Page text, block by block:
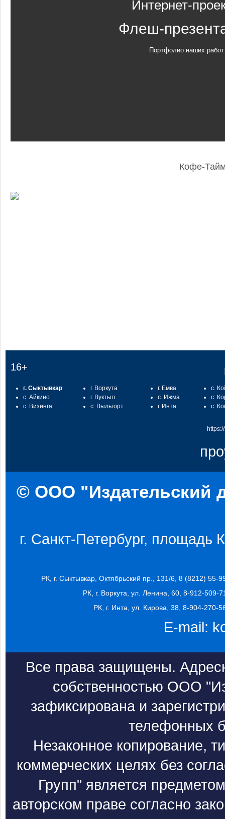
Интернет-
Флеш-
Портфолио наших работ
Кофе-
16+
г. Сыктывкар
с. Айкино
с. Визинга
г. Воркута
г. Вуктыл
с. Выльгорт
г. Емва
с. Ижма
г. Инта
с.
с.
с.
© ООО "Издательский
г. Санкт-Петербург, площадь
РК, г. Сыктывкар, Октябрьский пр., 131/6, 8 (8212) 55-
РК, г. Воркута, ул. Ленина, 60, 8-912-509-
РК, г. Инта, ул. Кирова, 38, 8-904-270-
E-mail:
Все права защищены.
собственностью ООО
зафиксирована и
телефонных
Незаконное копирование,
коммерческих целях без
Групп" является
авторском праве согласно